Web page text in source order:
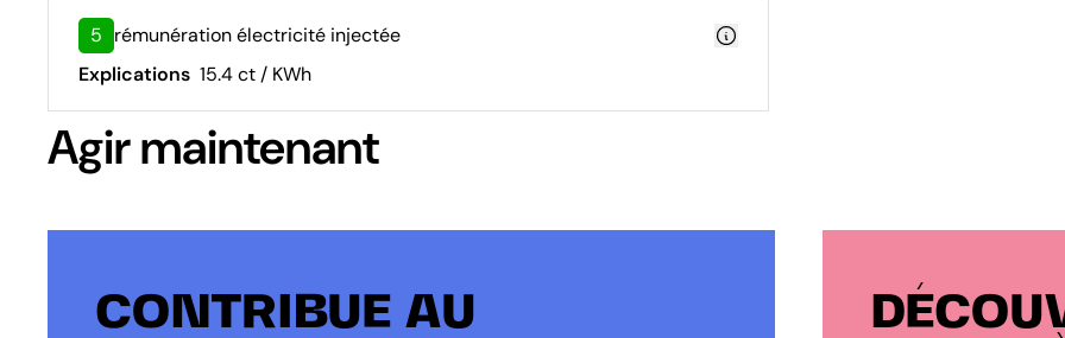
5 rémunération électricité injectée
Explications 15.4 ct / KWh
Agir maintenant
CONTRIBUE AU